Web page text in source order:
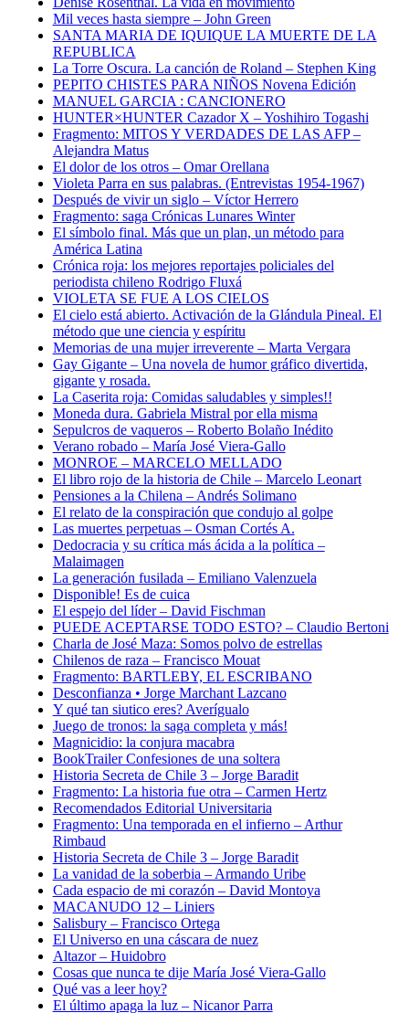
Mil veces hasta siempre – John Green
SANTA MARIA DE IQUIQUE LA MUERTE DE LA
REPUBLICA
La Torre Oscura. La canción de Roland – Stephen King
PEPITO CHISTES PARA NIÑOS Novena Edición
MANUEL GARCIA : CANCIONERO
HUNTER×HUNTER Cazador X – Yoshihiro Togashi
Fragmento: MITOS Y VERDADES DE LAS AFP –
Alejandra Matus
El dolor de los otros – Omar Orellana
Violeta Parra en sus palabras. (Entrevistas 1954-1967)
Después de vivir un siglo – Víctor Herrero
Fragmento: saga Crónicas Lunares Winter
El símbolo final. Más que un plan, un método para
América Latina
Crónica roja: los mejores reportajes policiales del
periodista chileno Rodrigo Fluxá
VIOLETA SE FUE A LOS CIELOS
El cielo está abierto. Activación de la Glándula Pineal. El
método que une ciencia y espíritu
Memorias de una mujer irreverente – Marta Vergara
Gay Gigante – Una novela de humor gráfico divertida,
gigante y rosada.
La Caserita roja: Comidas saludables y simples!!
Moneda dura. Gabriela Mistral por ella misma
Sepulcros de vaqueros – Roberto Bolaño Inédito
Verano robado – María José Viera-Gallo
MONROE – MARCELO MELLADO
El libro rojo de la historia de Chile – Marcelo Leonart
Pensiones a la Chilena – Andrés Solimano
El relato de la conspiración que condujo al golpe
Las muertes perpetuas – Osman Cortés A.
Dedocracia y su crítica más ácida a la política –
Malaimagen
La generación fusilada – Emiliano Valenzuela
Disponible! Es de cuica
El espejo del líder – David Fischman
PUEDE ACEPTARSE TODO ESTO? – Claudio Bertoni
Charla de José Maza: Somos polvo de estrellas
Chilenos de raza – Francisco Mouat
Fragmento: BARTLEBY, EL ESCRIBANO
Desconfianza • Jorge Marchant Lazcano
Y qué tan siutico eres? Averígualo
Juego de tronos: la saga completa y más!
Magnicidio: la conjura macabra
BookTrailer Confesiones de una soltera
Historia Secreta de Chile 3 – Jorge Baradit
Fragmento: La historia fue otra – Carmen Hertz
Recomendados Editorial Universitaria
Fragmento: Una temporada en el infierno – Arthur
Rimbaud
Historia Secreta de Chile 3 – Jorge Baradit
La vanidad de la soberbia – Armando Uribe
Cada espacio de mi corazón – David Montoya
MACANUDO 12 – Liniers
Salisbury – Francisco Ortega
El Universo en una cáscara de nuez
Altazor – Huidobro
Cosas que nunca te dije María José Viera-Gallo
Qué vas a leer hoy?
El último apaga la luz – Nicanor Parra